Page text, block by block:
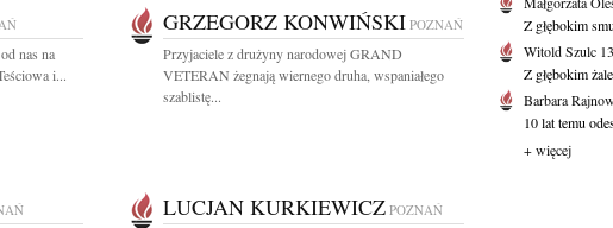
nas na
i...
GRZEGORZ KONWIŃSKI POZNAŃ
Przyjaciele z drużyny narodowej GRAND
VETERAN żegnają wiernego druha, wspaniałego
szablistę...
LUCJAN KURKIEWICZ POZNAŃ
Z głębokim
Witold Szulc
Z głębokim
Barbara
10 lat temu
+ więcej